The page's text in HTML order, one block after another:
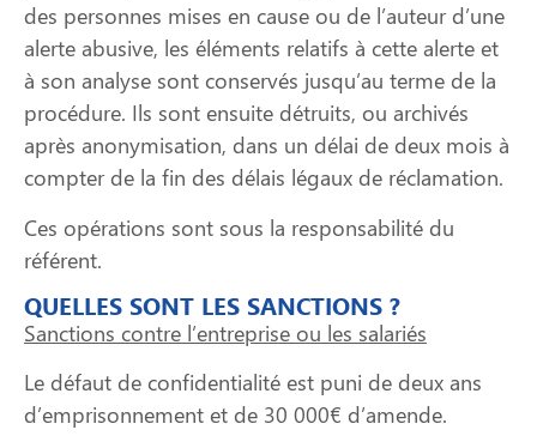
des personnes mises en cause ou de l’auteur d’une
alerte abusive, les éléments relatifs à cette alerte et
à son analyse sont conservés jusqu’au terme de la
procédure. Ils sont ensuite détruits, ou archivés
après anonymisation, dans un délai de deux mois à
compter de la fin des délais légaux de réclamation.
Ces opérations sont sous la responsabilité du
référent.
QUELLES SONT LES SANCTIONS ?
Sanctions contre l’entreprise ou les salariés
Le défaut de confidentialité est puni de deux ans
d’emprisonnement et de 30 000€ d’amende.